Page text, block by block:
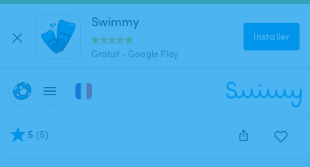
Swimmy
Gratuit - Google Play
Installer
5 (5)